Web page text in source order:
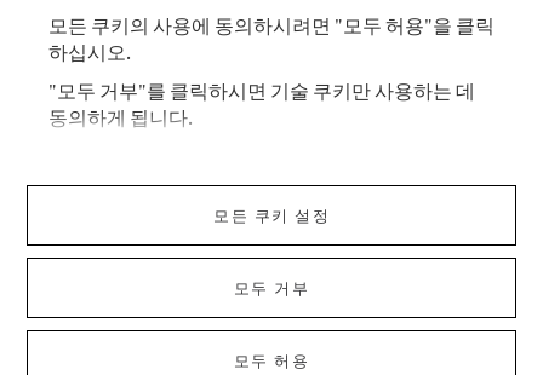
웹사이트 데이터 수집 서식
모든 쿠키의 사용에 동의하시려면 "모두 허용"을 클릭
하십시오.
"모두 거부"를 클릭하시면 기술 쿠키만 사용하는 데
동의하게 됩니다.
모든 쿠키 설정
모두 거부
모두 허용